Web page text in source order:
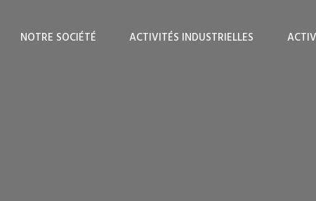
NOTRE SOCIÉTÉ ACTIVITÉS INDUSTRIELLES